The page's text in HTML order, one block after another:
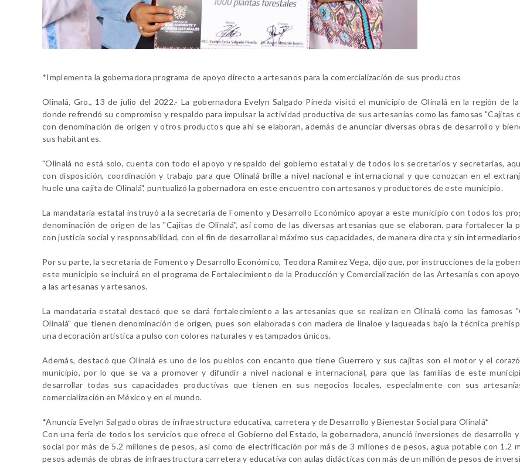
*Implementa la gobernadora programa de apoyo directo a artesanos para la comercialización de sus productos
Olinalá, Gro., 13 de julio del 2022.- La gobernadora Evelyn Salgado Pineda visitó el municipio de Olinalá en la región de
donde refrendó su compromiso y respaldo para impulsar la actividad productiva de sus artesanías como las famosas "Cajitas
con denominación de origen y otros productos que ahí se elaboran, además de anunciar diversas obras de desarrollo y
sus habitantes.
"Olinalá no está solo, cuenta con todo el apoyo y respaldo del gobierno estatal y de todos los secretarios y secretarias,
con disposición, coordinación y trabajo para que Olinalá brille a nivel nacional e internacional y que conozcan en el
huele una cajita de Olinalá", puntualizó la gobernadora en este encuentro con artesanos y productores de este municipio.
La mandataria estatal instruyó a la secretaria de Fomento y Desarrollo Económico apoyar a este municipio con todos los
denominación de origen de las "Cajitas de Olinalá", así como de las diversas artesanías que se elaboran, para fortalecer la
con justicia social y responsabilidad, con el fin de desarrollar al máximo sus capacidades, de manera directa y sin
Por su parte, la secretaria de Fomento y Desarrollo Económico, Teodora Ramírez Vega, dijo que, por instrucciones de la
este municipio se incluirá en el programa de Fortalecimiento de la Producción y Comercialización de las Artesanías con
a las artesanas y artesanos.
La mandataria estatal destacó que se dará fortalecimiento a las artesanías que se realizan en Olinalá como las famosas
Olinalá" que tienen denominación de origen, pues son elaboradas con madera de linaloe y laqueadas bajo la técnica
una decoración artística a pulso con colores naturales y estampados únicos.
Además, destacó que Olinalá es uno de los pueblos con encanto que tiene Guerrero y sus cajitas son el motor y el
municipio, por lo que se va a promover y difundir a nivel nacional e internacional, para que las familias de este
desarrollar todas sus capacidades productivas que tienen en sus negocios locales, especialmente con sus
comercialización en México y en el mundo.
*Anuncia Evelyn Salgado obras de infraestructura educativa, carretera y de Desarrollo y Bienestar Social para Olinalá*
Con una feria de todos los servicios que ofrece el Gobierno del Estado, la gobernadora, anunció inversiones de desarrollo
social por más de 5.2 millones de pesos, así como de electrificación por más de 3 millones de pesos, agua potable con 1.2
pesos además de obras de infraestructura carretera y educativa con aulas didácticas con más de un millón de pesos de